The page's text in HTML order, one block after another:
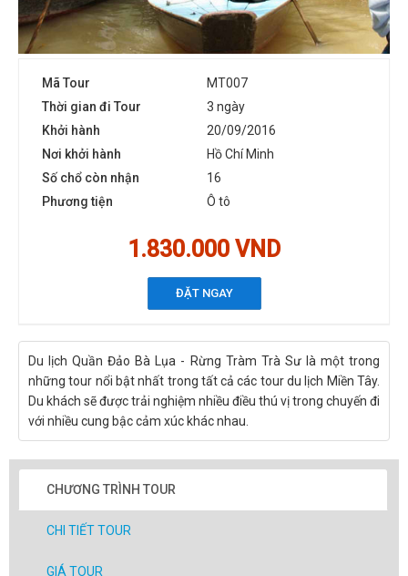
Mã Tour
MT007
Thời gian đi Tour
3 ngày
Khởi hành
20/09/2016
Nơi khởi hành
Hồ Chí Minh
Số chổ còn nhận
16
Phương tiện
Ô tô
1.830.000 VND
ĐẶT NGAY
Du lịch Quần Đảo Bà Lụa - Rừng Tràm Trà Sư là một trong
những tour nổi bật nhất trong tất cả các tour du lịch Miền Tây.
Du khách sẽ được trải nghiệm nhiều điều thú vị trong chuyến đi
với nhiều cung bậc cảm xúc khác nhau.
CHƯƠNG TRÌNH TOUR
CHI TIẾT TOUR
GIÁ TOUR